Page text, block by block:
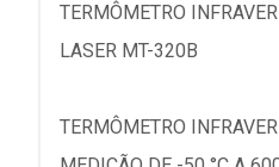
TERMÔMETRO
LASER MT-320B
TERMÔMETRO